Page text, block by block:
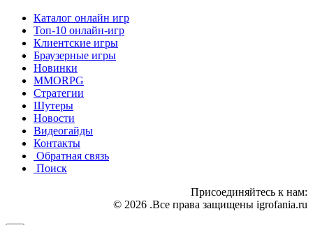
Каталог онлайн игр
Топ-10 онлайн-игр
Клиентские игры
Браузерные игры
Новинки
MMORPG
Стратегии
Шутеры
Новости
Видеогайды
Контакты
Обратная связь
Поиск
Присоединяйтесь к нам:
© 2026 .Все права защищены igrofania.ru